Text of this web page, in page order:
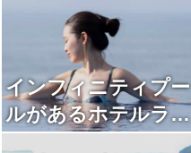
インフィニティプー
ルがあるホテルラン
キング